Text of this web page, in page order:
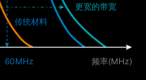
更宽的带宽
传统材料
60MHz 频率(MHz)